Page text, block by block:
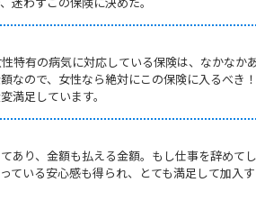
特有の病気に対応している保険は、なかなか
なので、女性なら絶対にこの保険に入るべき
満足しています。
あり、金額も払える金額。もし仕事を辞めて
ている安心感も得られ、とても満足して加入